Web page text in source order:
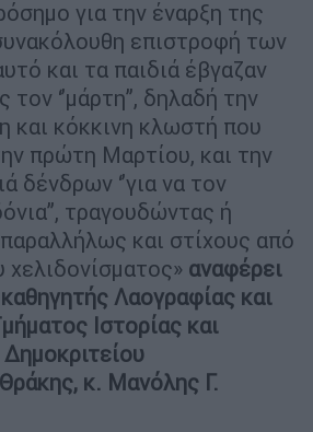
για την έναρξη της
επιστροφή των
και τα παιδιά έβγαζαν
‘’μάρτη’’, δηλαδή την
και κόκκινη κλωστή που
πρώτη Μαρτίου, και την
δένδρων ‘’για να τον
τραγουδώντας ή
και στίχους από
αναφέρει
Λαογραφίας και
Ιστορίας και
κ. Μανόλης Γ.